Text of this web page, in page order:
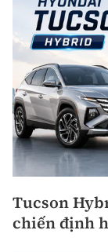
Tucson
chiến định